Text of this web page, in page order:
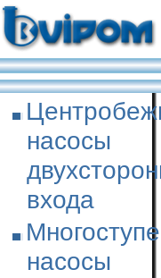
насосы
входа
насосы